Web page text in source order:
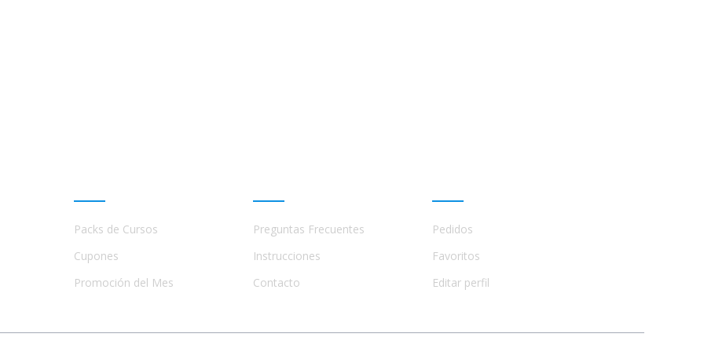
Packs de Cursos
Cupones
Promoción del Mes
Preguntas Frecuentes
Instrucciones
Contacto
Pedidos
Favoritos
Editar perfil